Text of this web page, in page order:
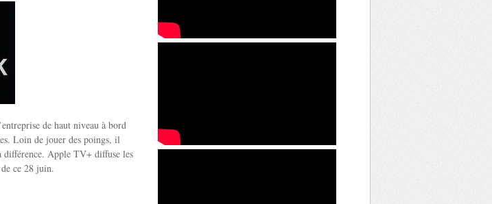
de haut niveau à bord
Loin de jouer des poings, il
différence. Apple TV+ diffuse les
ce 28 juin.